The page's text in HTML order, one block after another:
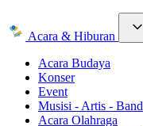
Acara & Hiburan
Acara Budaya
Konser
Event
Musisi - Artis - Band
Acara Olahraga